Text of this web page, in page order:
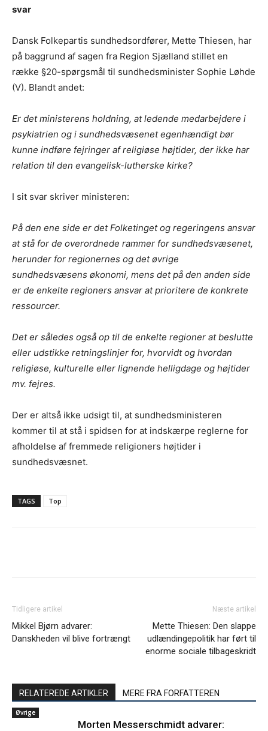
svar
Dansk Folkepartis sundhedsordfører, Mette Thiesen, har
på baggrund af sagen fra Region Sjælland stillet en
række §20-spørgsmål til sundhedsminister Sophie Løhde
(V). Blandt andet:
Er det ministerens holdning, at ledende medarbejdere i
psykiatrien og i sundhedsvæsenet egenhændigt bør
kunne indføre fejringer af religiøse højtider, der ikke har
relation til den evangelisk-lutherske kirke?
I sit svar skriver ministeren:
På den ene side er det Folketinget og regeringens ansvar
at stå for de overordnede rammer for sundhedsvæsenet,
herunder for regionernes og det øvrige
sundhedsvæsens økonomi, mens det på den anden side
er de enkelte regioners ansvar at prioritere de konkrete
ressourcer.
Det er således også op til de enkelte regioner at beslutte
eller udstikke retningslinjer for, hvorvidt og hvordan
religiøse, kulturelle eller lignende helligdage og højtider
mv. fejres.
Der er altså ikke udsigt til, at sundhedsministeren
kommer til at stå i spidsen for at indskærpe reglerne for
afholdelse af fremmede religioners højtider i
sundhedsvæsnet.
TAGS Top
Tidligere artikel
Mikkel Bjørn advarer:
Danskheden vil blive fortrængt
Næste artikel
Mette Thiesen: Den slappe
udlændingepolitik har ført til
enorme sociale tilbageskridt
RELATEREDE ARTIKLER MERE FRA FORFATTEREN
Øvrige
Morten Messerschmidt advarer: